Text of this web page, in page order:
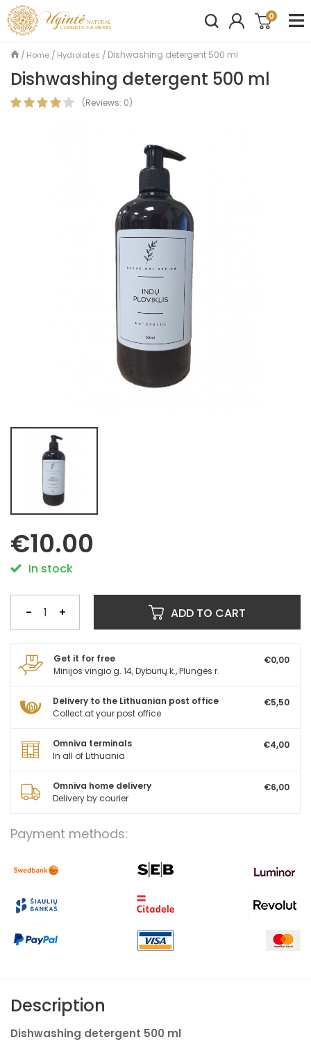
0
Home Hydrolates Dishwashing detergent 500 ml
Dishwashing detergent 500 ml
(Reviews: 0)
€10.00
In stock
- + ADD TO CART
Get it for free
Minijos vingio g. 14, Dyburių k., Plungės r.
€0,00
Delivery to the Lithuanian post office
Collect at your post office
€5,50
Omniva terminals
In all of Lithuania
€4,00
Omniva home delivery
Delivery by courier
€6,00
Payment methods:
Description
Dishwashing detergent 500 ml